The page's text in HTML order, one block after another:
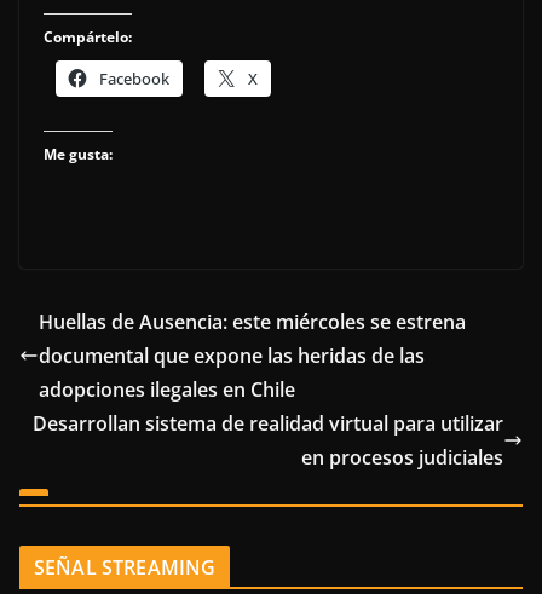
Compártelo:
Facebook X
Me gusta:
Huellas de Ausencia: este miércoles se estrena
documental que expone las heridas de las
adopciones ilegales en Chile
Desarrollan sistema de realidad virtual para utilizar
en procesos judiciales
SEÑAL STREAMING